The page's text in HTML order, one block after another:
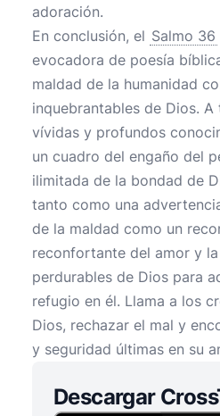
adoración.
En conclusión, el Salmo 36
evocadora de poesía
maldad de la humanidad
inquebrantables de Dios.
vívidas y profundos
un cuadro del engaño del
ilimitada de la bondad de
tanto como una
de la maldad como un
reconfortante del amor y
perdurables de Dios para
refugio en él. Llama a los
Dios, rechazar el mal y
y seguridad últimas en su
Descargar